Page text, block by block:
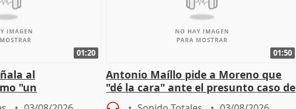
01:20
al
"un
viviendas de
01:50
Antonio Maíllo pide a Moreno que
"dé la cara" ante el presunto caso de
acoso del CEO de ADM